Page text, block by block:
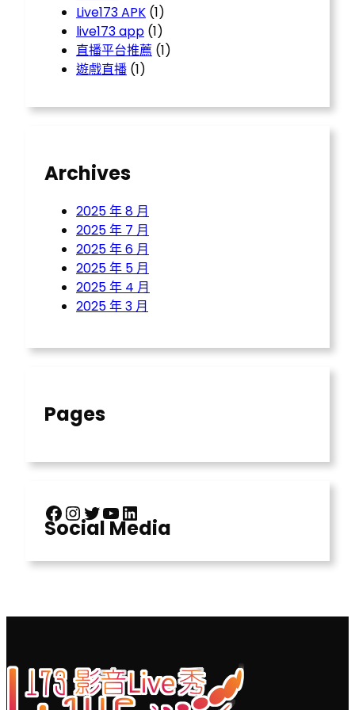
Live173 APK (1)
live173 app (1)
直播平台推薦 (1)
遊戲直播 (1)
Archives
2025 年 8 月
2025 年 7 月
2025 年 6 月
2025 年 5 月
2025 年 4 月
2025 年 3 月
Pages
Social Media
Facebook InstagramX YouTube LinkedIn